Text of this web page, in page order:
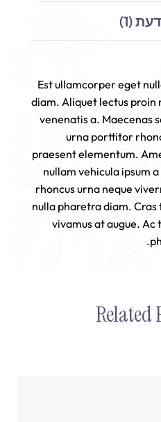
(1)
Est ullamcorper eget
diam. Aliquet lectus proin
venenatis a. Maecenas
urna porttitor
praesent elementum.
nullam vehicula ipsum
rhoncus urna neque
nulla pharetra diam.
vivamus at augue. Ac
Related